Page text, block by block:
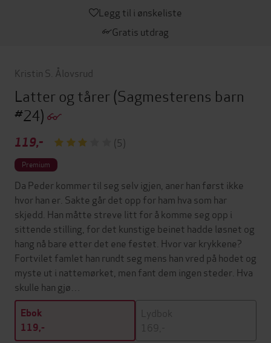
Legg til i ønskeliste
Gratis utdrag
Kristin S. Ålovsrud
Latter og tårer(Sagmesterens barn
#24)
119,- (5)
Premium
Da Peder kommer til seg selv igjen, aner han først ikke
hvor han er. Sakte går det opp for ham hva som har
skjedd. Han måtte streve litt for å komme seg opp i
sittende stilling, for det kunstige beinet hadde løsnet og
hang nå bare etter det ene festet. Hvor var krykkene?
Fortvilet famlet han rundt seg mens han vred på hodet og
myste ut i nattemørket, men fant dem ingen steder. Hva
skulle han gjø…
Ebok
119,-
Lydbok
169,-